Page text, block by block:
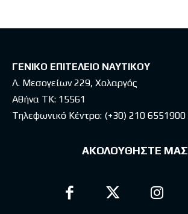
ΓΕΝΙΚΟ ΕΠΙΤΕΛΕΙΟ ΝΑΥΤΙΚΟΥ
Λ. Μεσογείων 229, Χολαργός
Αθήνα ΤΚ: 15561
Τηλεφωνικό Κέντρο: (+30) 210 6551900
ΑΚΟΛΟΥΘΗΣΤΕ ΜΑΣ